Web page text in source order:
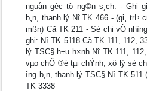
nguån gèc tõ ng©n s¸ch. - Ghi
b¸n, thanh lý Nî TK 466 - (gi¸ trÞ
mßn) Cã TK 211 - Sè chi vÒ
ghi: Nî TK 5118 Cã TK 111, 112,
lý TSC§ h÷u h×nh Nî TK 111,
vµo chÕ ®é tµi chÝnh, xö lý sè
îng b¸n, thanh lý TSC§ Nî TK 511
TK 3338